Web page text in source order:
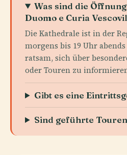
Was sind die
Duomo e Curia
Die Kathedrale ist in der
morgens bis 19 Uhr
ratsam, sich über
oder Touren zu
Gibt es eine
Sind geführte